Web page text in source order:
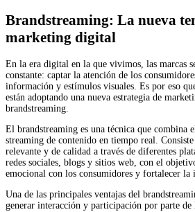
Brandstreaming: La nueva
marketing digital
En la era digital en la que vivimos, las marcas
constante: captar la atención de los
información y estímulos visuales. Es por eso
están adoptando una nueva estrategia de
brandstreaming.
El brandstreaming es una técnica que combina
streaming de contenido en tiempo real.
relevante y de calidad a través de diferentes
redes sociales, blogs y sitios web, con el
emocional con los consumidores y fortalecer la
Una de las principales ventajas del
generar interacción y participación por parte de